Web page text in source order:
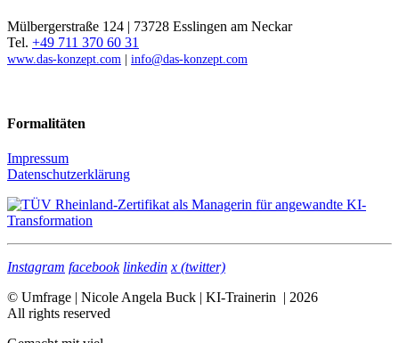
Mülbergerstraße 124 | 73728 Esslingen am Neckar
Tel. +49 711 370 60 31
www.das-konzept.com | info@das-konzept.com
Formalitäten
Impressum
Datenschutzerklärung
Instagram facebook linkedin x (twitter)
© Umfrage | Nicole Angela Buck | KI-Trainerin | 2026
All rights reserved